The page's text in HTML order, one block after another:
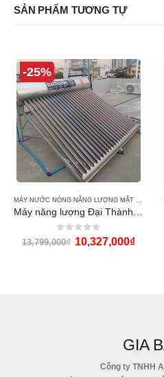
SẢN PHẨM TƯƠNG TỰ
, MÁY NƯỚC NÓNG THÁI DƯƠNG NĂNG
-25%
MÁY NƯỚC NÓNG NĂNG LƯỢNG MẶT TRỜI ĐẠI THÀNH
Máy năng lượng Đại Thành 300 lít
0out of 5
13,799,000₫ 10,327,000₫
GIA
Công ty TNHH